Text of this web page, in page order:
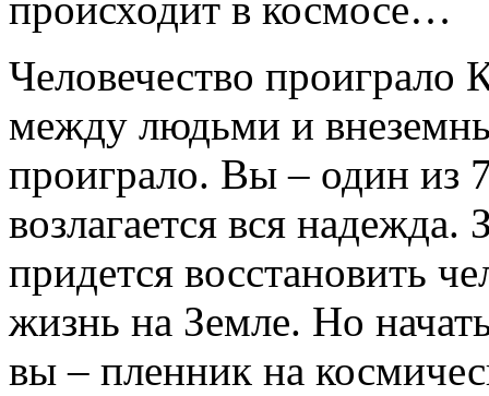
Человечество
между людьми и
проиграло. Вы – один из
возлагается вся
придется восстановить
жизнь на Земле. Но
вы – пленник на